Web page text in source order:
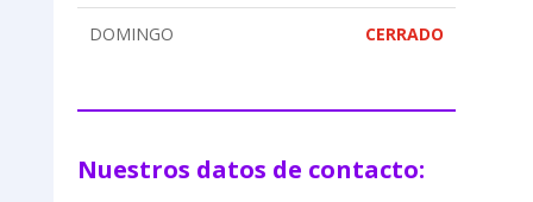
DOMINGO CERRADO
Nuestros datos de contacto: